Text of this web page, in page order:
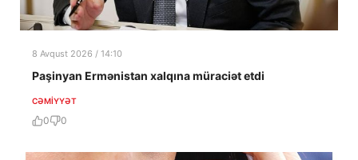
8 Avqust 2026 / 14:10
Paşinyan Ermənistan xalqına müraciət etdi
CƏMIYYƏT
0 0